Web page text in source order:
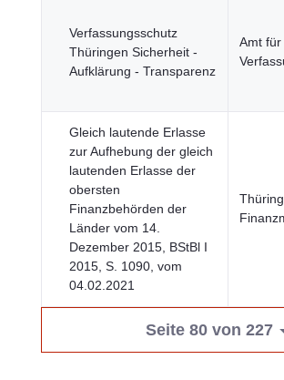
Verfassungsschutz
Thüringen Sicherheit -
Aufklärung - Transparenz
Amt für
Gleich lautende Erlasse
zur Aufhebung der gleich
lautenden Erlasse der
obersten
Finanzbehörden der
Länder vom 14.
Dezember 2015, BStBl I
2015, S. 1090, vom
04.02.2021
Seite 80 von 227